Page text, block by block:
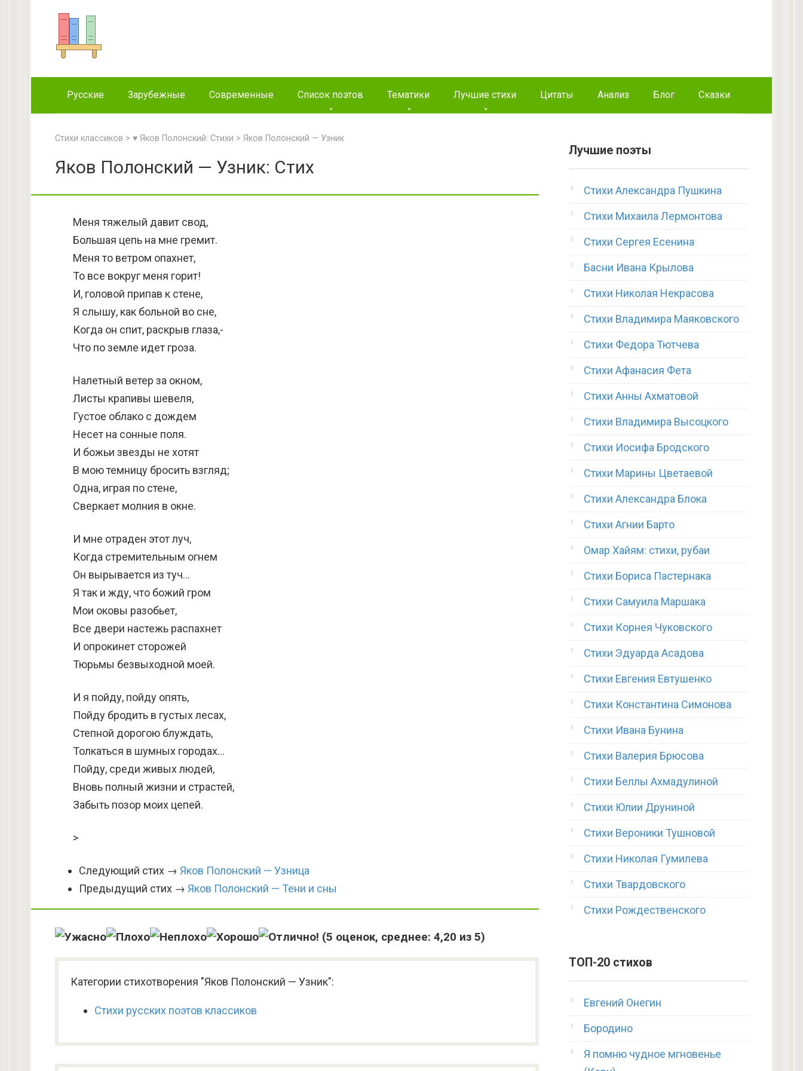
Русские Зарубежные Современные Список поэтов Тематики Лучшие стихи Цитаты Анализ Блог Сказки
Стихи классиков > ♥ Яков Полонский: Стихи > Яков Полонский — Узник
Яков Полонский — Узник: Стих
Меня тяжелый давит свод,
Большая цепь на мне гремит.
Меня то ветром опахнет,
То все вокруг меня горит!
И, головой припав к стене,
Я слышу, как больной во сне,
Когда он спит, раскрыв глаза,-
Что по земле идет гроза.
Налетный ветер за окном,
Листы крапивы шевеля,
Густое облако с дождем
Несет на сонные поля.
И божьи звезды не хотят
В мою темницу бросить взгляд;
Одна, играя по стене,
Сверкает молния в окне.
И мне отраден этот луч,
Когда стремительным огнем
Он вырывается из туч…
Я так и жду, что божий гром
Мои оковы разобьет,
Все двери настежь распахнет
И опрокинет сторожей
Тюрьмы безвыходной моей.
И я пойду, пойду опять,
Пойду бродить в густых лесах,
Степной дорогою блуждать,
Толкаться в шумных городах…
Пойду, среди живых людей,
Вновь полный жизни и страстей,
Забыть позор моих цепей.
>
Следующий стих → Яков Полонский — Узница
Предыдущий стих → Яков Полонский — Тени и сны
(5 оценок, среднее: 4,20 из 5)
Категории стихотворения "Яков Полонский — Узник":
Стихи русских поэтов классиков
Лучшие поэты
Стихи Александра Пушкина
Стихи Михаила Лермонтова
Стихи Сергея Есенина
Басни Ивана Крылова
Стихи Николая Некрасова
Стихи Владимира Маяковского
Стихи Федора Тютчева
Стихи Афанасия Фета
Стихи Анны Ахматовой
Стихи Владимира Высоцкого
Стихи Иосифа Бродского
Стихи Марины Цветаевой
Стихи Александра Блока
Стихи Агнии Барто
Омар Хайям: стихи, рубаи
Стихи Бориса Пастернака
Стихи Самуила Маршака
Стихи Корнея Чуковского
Стихи Эдуарда Асадова
Стихи Евгения Евтушенко
Стихи Константина Симонова
Стихи Ивана Бунина
Стихи Валерия Брюсова
Стихи Беллы Ахмадулиной
Стихи Юлии Друниной
Стихи Вероники Тушновой
Стихи Николая Гумилева
Стихи Твардовского
Стихи Рождественского
ТОП-20 стихов
Евгений Онегин
Бородино
Я помню чудное мгновенье